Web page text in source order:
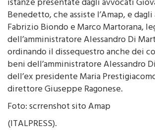
istanze presentate dagli avvocati
Benedetto, che assiste l’Amap, e
Fabrizio Biondo e Marco Martorana,
dell’amministratore Alessandro Di
ordinando il dissequestro anche dei
beni dell’amministratore Alessandro
dell’ex presidente Maria
direttore Giuseppe Ragonese.
Foto: scrrenshot sito Amap
(ITALPRESS).